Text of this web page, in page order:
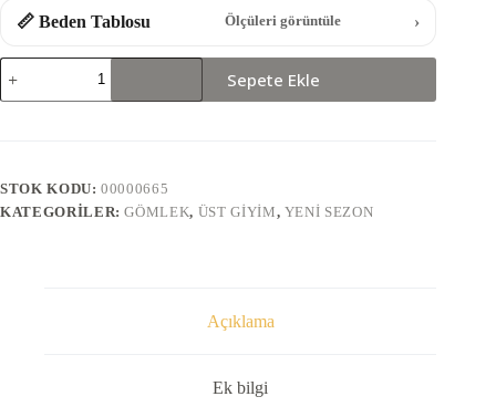
📏 Beden Tablosu Ölçüleri görüntüle ›
3123-
TAŞLI
GÖMLEK
Sepete Ekle
STOK KODU:00000665
KATEGORILER:GÖMLEK, ÜST GIYIM, YENI SEZON
Açıklama
Ek bilgi